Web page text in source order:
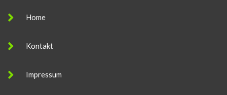
Home
Kontakt
Impressum